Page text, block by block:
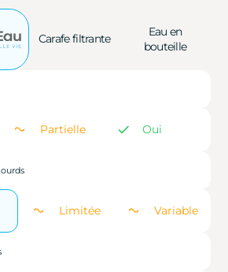
Carafe filtrante
Eau en
bouteille
Partielle Oui
Limitée Variable